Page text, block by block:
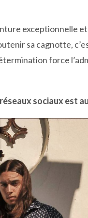
exceptionnelle
sa cagnotte,
force
sociaux est